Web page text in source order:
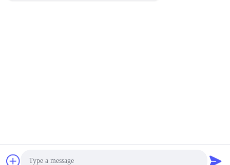
BLDC Pemasok. Hak cipta © 2019-2026 Shanghai Juyi Electronic